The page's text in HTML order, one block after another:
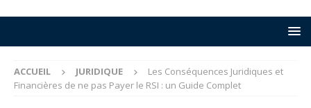
ACCUEIL JURIDIQUE
Les Conséquences Juridiques et
Financières de ne pas Payer le RSI : un Guide Complet